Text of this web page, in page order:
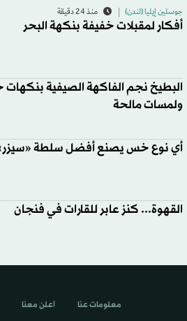
جوسلين إيليا (لندن) منذ 24 دقيقة
أفكار لمقبلات خفيفة بنكهة البحر
البطيخ نجم الفاكهة الصيفية بنكهات
ولمسات مالحة
أي نوع خس يصنع أفضل سلطة
القهوة... كنز عابر للقارات في فنجان
معلومات عنا اعلن معنا